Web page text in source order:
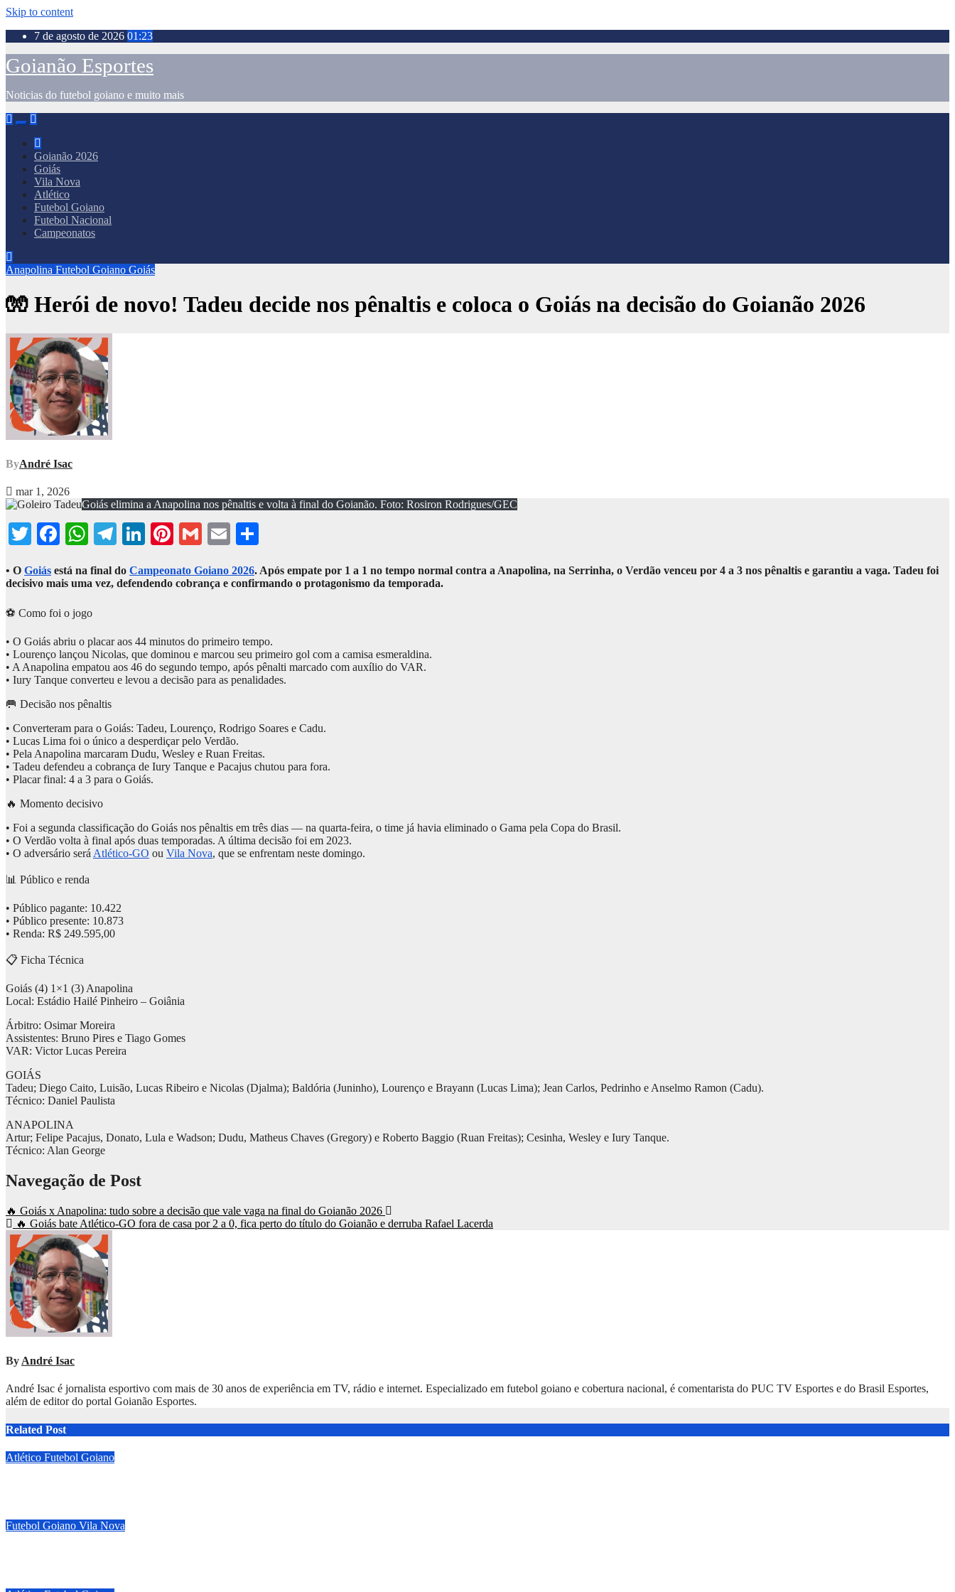
Skip to content
7 de agosto de 2026 01:23
Goianão Esportes
Noticias do futebol goiano e muito mais
Goianão 2026
Goiás
Vila Nova
Atlético
Futebol Goiano
Futebol Nacional
Campeonatos
Anapolina Futebol Goiano Goiás
🧤 Herói de novo! Tadeu decide nos pênaltis e coloca o Goiás na decisão do Goianão 2026
ByAndré Isac
mar 1, 2026
Goiás elimina a Anapolina nos pênaltis e volta à final do Goianão. Foto: Rosiron Rodrigues/GEC
TwitterFacebook
WhatsApp
Telegram
LinkedIn
Pinterest
GmailEmail
• O Goiás está na final do Campeonato Goiano 2026. Após empate por 1 a 1 no tempo normal contra a Anapolina, na Serrinha, o Verdão venceu por 4 a 3 nos pênaltis e garantiu a vaga. Tadeu foi
decisivo mais uma vez, defendendo cobrança e confirmando o protagonismo da temporada.
⚽ Como foi o jogo
• O Goiás abriu o placar aos 44 minutos do primeiro tempo.
• Lourenço lançou Nicolas, que dominou e marcou seu primeiro gol com a camisa esmeraldina.
• A Anapolina empatou aos 46 do segundo tempo, após pênalti marcado com auxílio do VAR.
• Iury Tanque converteu e levou a decisão para as penalidades.
🥅 Decisão nos pênaltis
• Converteram para o Goiás: Tadeu, Lourenço, Rodrigo Soares e Cadu.
• Lucas Lima foi o único a desperdiçar pelo Verdão.
• Pela Anapolina marcaram Dudu, Wesley e Ruan Freitas.
• Tadeu defendeu a cobrança de Iury Tanque e Pacajus chutou para fora.
• Placar final: 4 a 3 para o Goiás.
🔥 Momento decisivo
• Foi a segunda classificação do Goiás nos pênaltis em três dias — na quarta-feira, o time já havia eliminado o Gama pela Copa do Brasil.
• O Verdão volta à final após duas temporadas. A última decisão foi em 2023.
• O adversário será Atlético-GO ou Vila Nova, que se enfrentam neste domingo.
📊 Público e renda
• Público pagante: 10.422
• Público presente: 10.873
• Renda: R$ 249.595,00
📋 Ficha Técnica
Goiás (4) 1×1 (3) Anapolina
Local: Estádio Hailé Pinheiro – Goiânia
Árbitro: Osimar Moreira
Assistentes: Bruno Pires e Tiago Gomes
VAR: Victor Lucas Pereira
GOIÁS
Tadeu; Diego Caito, Luisão, Lucas Ribeiro e Nicolas (Djalma); Baldória (Juninho), Lourenço e Brayann (Lucas Lima); Jean Carlos, Pedrinho e Anselmo Ramon (Cadu).
Técnico: Daniel Paulista
ANAPOLINA
Artur; Felipe Pacajus, Donato, Lula e Wadson; Dudu, Matheus Chaves (Gregory) e Roberto Baggio (Ruan Freitas); Cesinha, Wesley e Iury Tanque.
Técnico: Alan George
Navegação de Post
🔥 Goiás x Anapolina: tudo sobre a decisão que vale vaga na final do Goianão 2026
🔥 Goiás bate Atlético-GO fora de casa por 2 a 0, fica perto do título do Goianão e derruba Rafael Lacerda
By André Isac
André Isac é jornalista esportivo com mais de 30 anos de experiência em TV, rádio e internet. Especializado em futebol goiano e cobertura nacional, é comentarista do PUC TV Esportes e do Brasil Esportes,
além de editor do portal Goianão Esportes.
Related Post
Atlético Futebol Goiano
Futebol Goiano Vila Nova